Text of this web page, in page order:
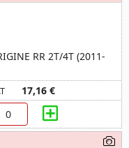
RR 2T/4T (2011-
17,16 €